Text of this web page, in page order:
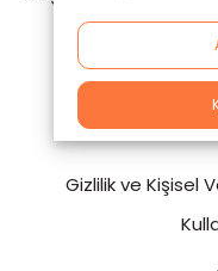
Gizlilik ve Kişisel
© 2023